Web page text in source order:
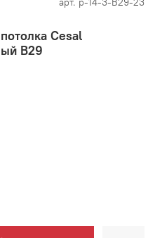
арт. p-14-3-В29-23
Cesal
В29